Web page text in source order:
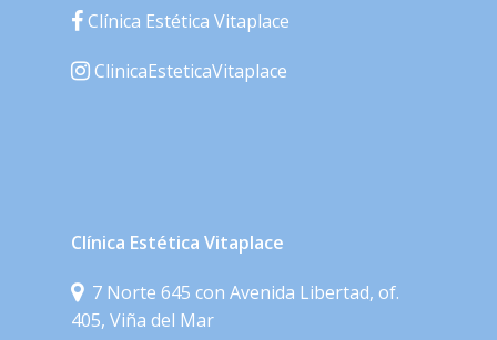
Clínica Estética Vitaplace
ClinicaEsteticaVitaplace
Clínica Estética Vitaplace
7 Norte 645 con Avenida Libertad, of.
405, Viña del Mar